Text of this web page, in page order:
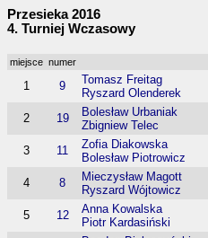
Przesieka 2016
4. Turniej Wczasowy
miejsce numer
1 9
Tomasz Freitag
Ryszard Olenderek
2 19
Bolesław Urbaniak
Zbigniew Telec
3 11
Zofia Diakowska
Bolesław Piotrowicz
4 8
Mieczysław Magott
Ryszard Wójtowicz
5 12
Anna Kowalska
Piotr Kardasiński